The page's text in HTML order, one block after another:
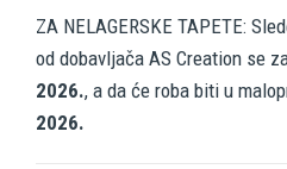
ZA NELAGERSKE TAPETE:
od dobavljača AS Creation se
2026., a da će roba biti u
2026.